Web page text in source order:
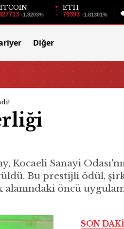
-1.8203%
ETH
79393 -1.81301%
Diğer
Sanayi
Bu prestijli ödül,
öncü
SON